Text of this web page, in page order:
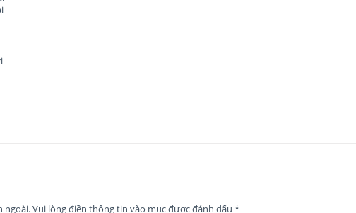
ngoài.Vui lòng điền thông tin vào mục được đánh dấu *